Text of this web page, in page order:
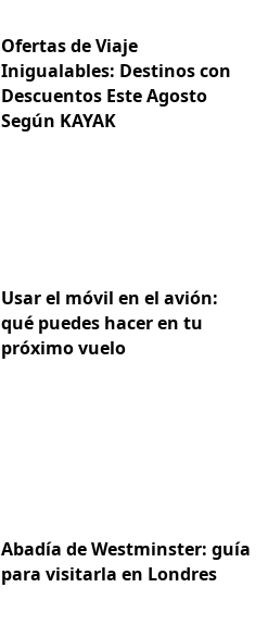
Ofertas de Viaje
Inigualables: Destinos con
Descuentos Este Agosto
Según KAYAK
Usar el móvil en el avión:
qué puedes hacer en tu
próximo vuelo
Abadía de Westminster: guía
para visitarla en Londres